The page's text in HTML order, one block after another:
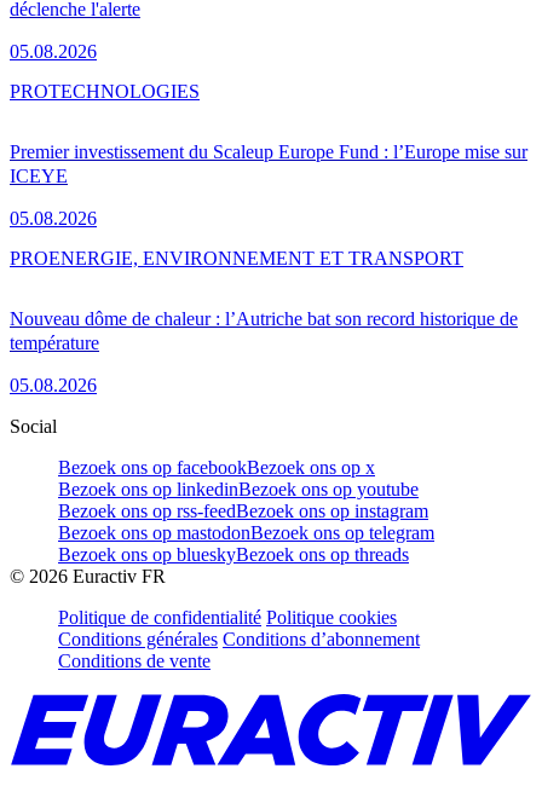
déclenche l'alerte
05.08.2026
Premier investissement du Scaleup Europe Fund : l’Europe mise sur
ICEYE
05.08.2026
PROTECHNOLOGIES
Nouveau dôme de chaleur : l’Autriche bat son record historique de
température
05.08.2026
PROENERGIE, ENVIRONNEMENT ET TRANSPORT
Social
Bezoek ons op facebookBezoek ons op x
Bezoek ons op linkedinBezoek ons op youtube
Bezoek ons op rss-feedBezoek ons op instagram
Bezoek ons op mastodonBezoek ons op telegram
Bezoek ons op blueskyBezoek ons op threads
© 2026 Euractiv FR
Politique de confidentialité Politique cookies
Conditions générales Conditions d’abonnement
Conditions de vente